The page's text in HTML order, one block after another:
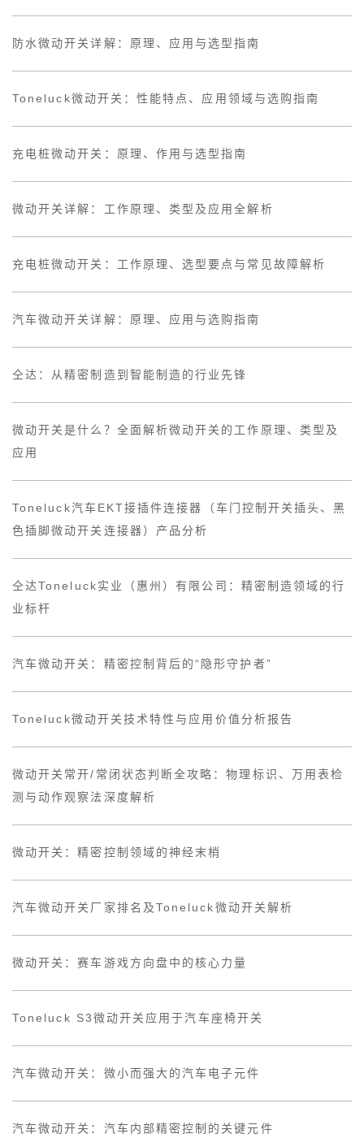
防水微动开关详解：原理、应用与选型指南
Toneluck微动开关：性能特点、应用领域与选购指南
充电桩微动开关：原理、作用与选型指南
微动开关详解：工作原理、类型及应用全解析
充电桩微动开关：工作原理、选型要点与常见故障解析
汽车微动开关详解：原理、应用与选购指南
仝达：从精密制造到智能制造的行业先锋
微动开关是什么？全面解析微动开关的工作原理、类型及
应用
Toneluck汽车EKT接插件连接器（车门控制开关插头、黑
色插脚微动开关连接器）产品分析
仝达Toneluck实业（惠州）有限公司：精密制造领域的行
业标杆
汽车微动开关：精密控制背后的“隐形守护者”
Toneluck微动开关技术特性与应用价值分析报告
微动开关常开/常闭状态判断全攻略：物理标识、万用表检
测与动作观察法深度解析
微动开关：精密控制领域的神经末梢
汽车微动开关厂家排名及Toneluck微动开关解析
微动开关：赛车游戏方向盘中的核心力量
Toneluck S3微动开关应用于汽车座椅开关
汽车微动开关：微小而强大的汽车电子元件
汽车微动开关：汽车内部精密控制的关键元件